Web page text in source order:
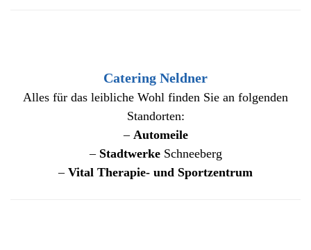
Catering Neldner
Alles für das leibliche Wohl finden Sie an folgenden
Standorten:
– Automeile
– StadtwerkeSchneeberg
– Vital Therapie- und Sportzentrum